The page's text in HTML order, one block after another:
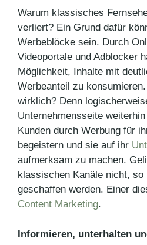
Warum klassisches
verliert? Ein Grund dafür
Werbeblöcke sein. Durch
Videoportale und Adblocker
Möglichkeit, Inhalte mit
Werbeanteil zu
wirklich? Denn
Unternehmensseite
Kunden durch Werbung für
begeistern und sie auf ihr
aufmerksam zu machen.
klassischen Kanäle nicht, so
geschaffen werden. Einer
Content Marketing.
Informieren, unterhalten